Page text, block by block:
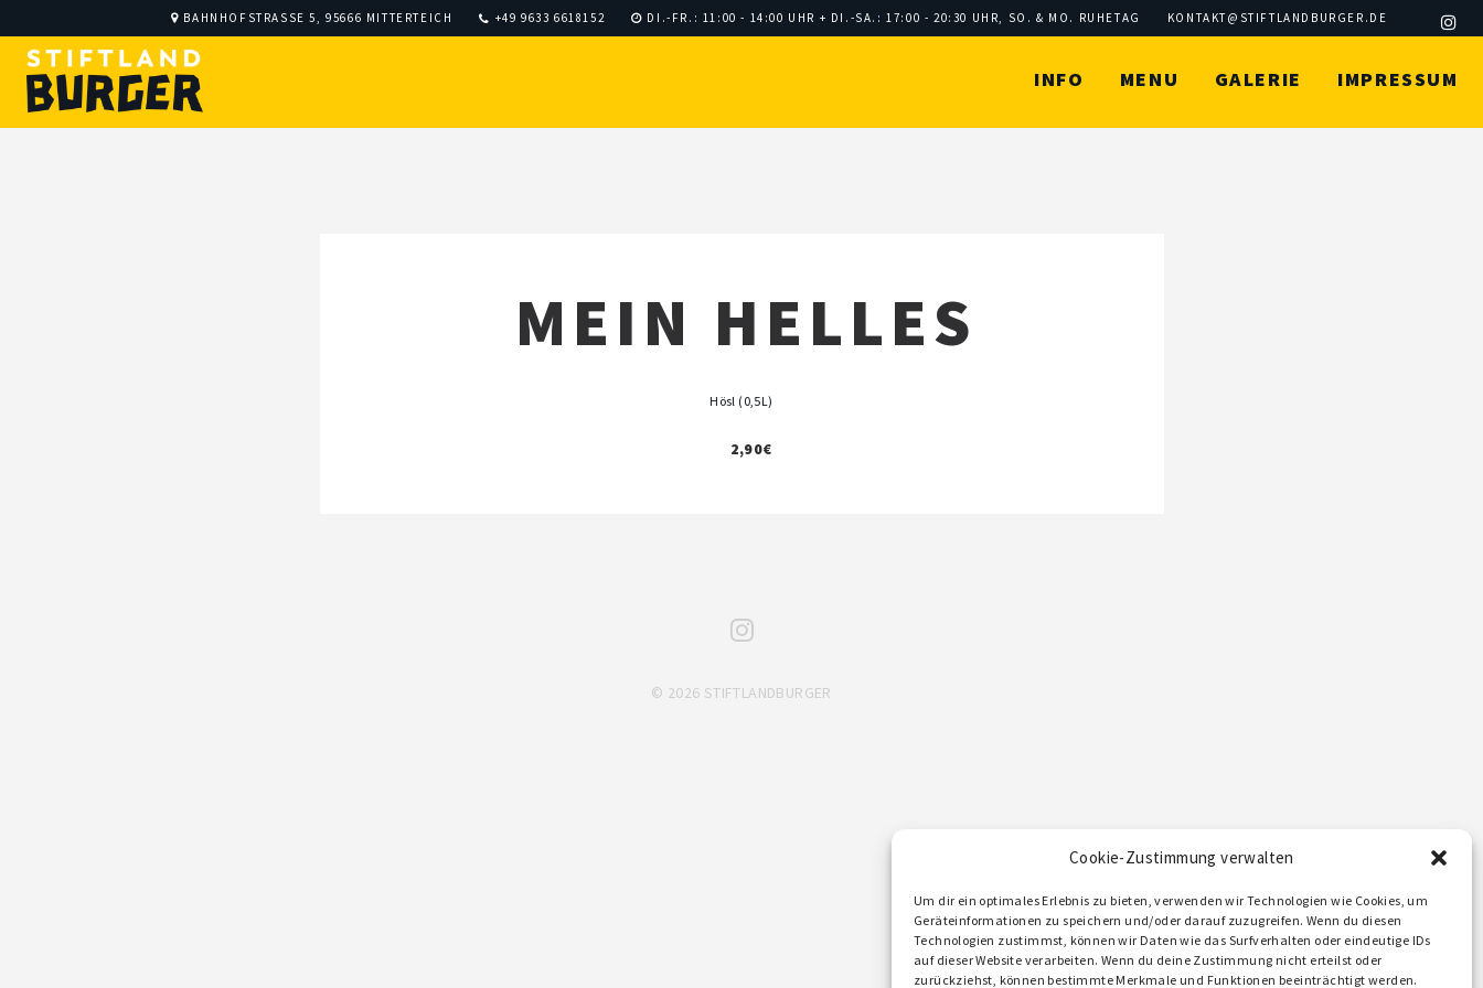
Cookie-Zustimmung verwalten
Um dir ein optimales Erlebnis zu bieten, verwenden wir Technologien wie Cookies, um
Geräteinformationen zu speichern und/oder darauf zuzugreifen. Wenn du diesen
Technologien zustimmst, können wir Daten wie das Surfverhalten oder eindeutige IDs
auf dieser Website verarbeiten. Wenn du deine Zustimmung nicht erteilst oder
zurückziehst, können bestimmte Merkmale und Funktionen beeinträchtigt werden.
BAHNHOFSTRASSE 5, 95666 MITTERTEICH +49 9633 6618152 DI.-FR.: 11:00 - 14:00 UHR + DI.-SA.: 17:00 - 20:30 UHR, SO. & MO. RUHETAG KONTAKT@STIFTLANDBURGER.DE
INFO MENU GALERIE IMPRESSUM
MEIN HELLES
Hösl (0,5L)
2,90€
© 2026 STIFTLANDBURGER